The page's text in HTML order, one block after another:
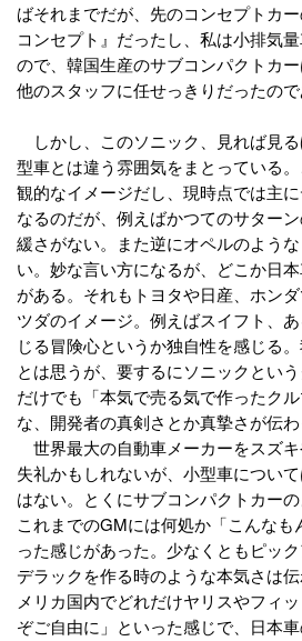
ばそれまでだが、先のコンセプトカ
コンセプト』だったし、私は小排気
ので、韓国生産のサブコンパクトカー
他のスタッフに任せっきりだったので
しかし、このソニック、見れば見
型車とは違う雰囲気をまとっている
観的なイメージだし、現時点では主
なるのだが、例えばかつてのサター
緩さがない。また逆にオペルのよう
い。妙な言い方になるが、どこか日
がある。それもトヨタや日産、ホン
ツダのイメージ。例えばスイフト、
じる冒険心というか独自性を感じる
とは思うが、要するにソニックとい
だけでも「本気で売る気で作ったク
な、開発者の真剣さとか真摯さが伝わ
世界最大の自動車メーカーをスズ
失礼かもしれないが、小型車につい
はない。とくにサブコンパクトカーの
これまでのGMには何処か「こんな
った感じがあった。少なくともピッ
デラックを作る時のような本気さは
メリカ国内でどれだけヤリスやフィ
ぞご自由に」といった感じで、日本